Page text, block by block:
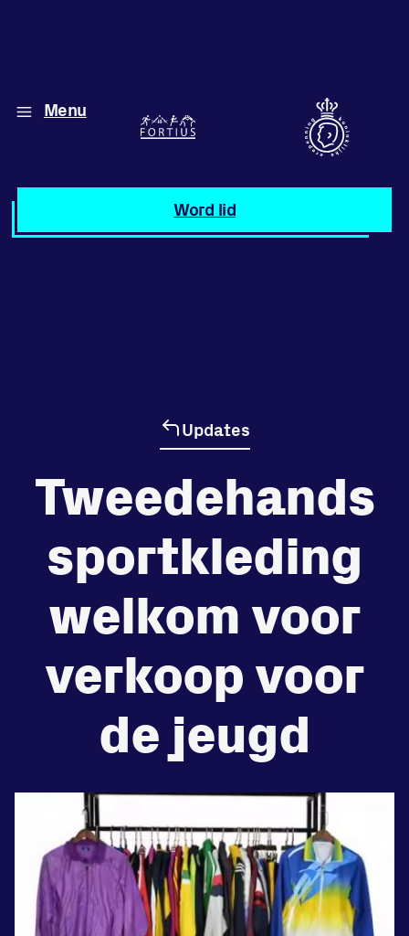
Menu
Word lid
Diverse disciplines
onder één dak
Atletiek
Beheers de
tegenstander
Prestaties op afstanden
zet je samen
Zet een personal record
in onze gym
Fitness
Updates
Tweedehands
sportkleding
welkom voor
verkoop voor
de jeugd